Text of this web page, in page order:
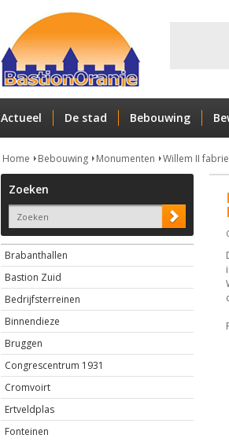
Actueel De stad Bebouwing
Home Bebouwing Monumenten Willem II
Zoeken
Brabanthallen
Bastion Zuid
Bedrijfsterreinen
Binnendieze
Bruggen
Congrescentrum 1931
Cromvoirt
Ertveldplas
Fonteinen